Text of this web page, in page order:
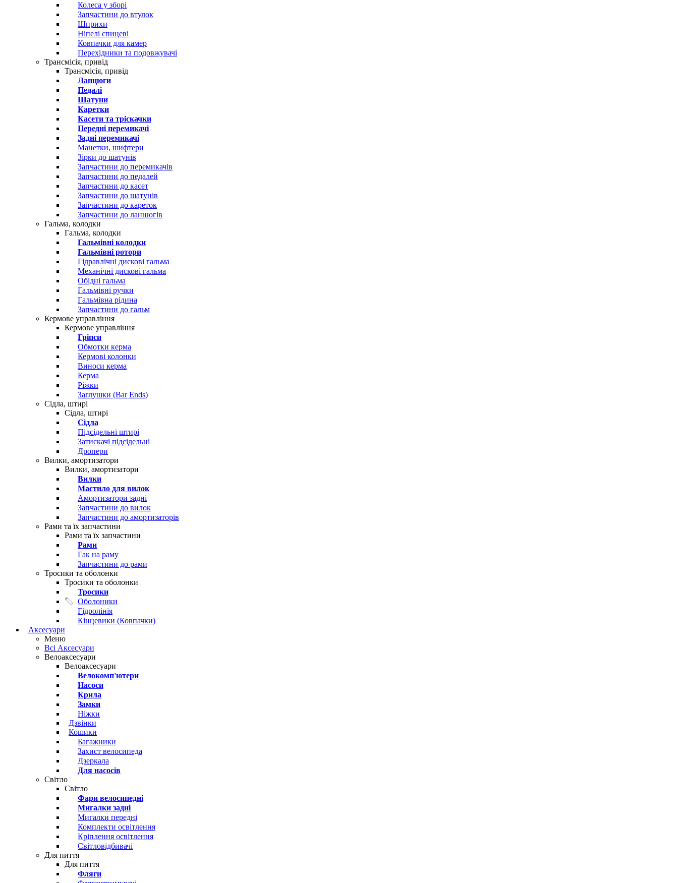
Колеса у зборі
Запчастини до втулок
Шприхи
Ніпелі спицеві
Ковпачки для камер
Перехідники та подовжувачі
Трансмісія, привід
Трансмісія, привід
Ланцюги
Педалі
Шатуни
Каретки
Касети та тріскачки
Передні перемикачі
Задні перемикачі
Манетки, шифтери
Зірки до шатунів
Запчастини до перемикачів
Запчастини до педалей
Запчастини до касет
Запчастини до шатунів
Запчастини до кареток
Запчастини до ланцюгів
Гальма, колодки
Гальма, колодки
Гальмівні колодки
Гальмівні ротори
Гідравлічні дискові гальма
Механічні дискові гальма
Обідні гальма
Гальмівні ручки
Гальмівна рідина
Запчастини до гальм
Кермове управління
Кермове управління
Гріпси
Обмотки керма
Кермові колонки
Виноси керма
Керма
Ріжки
Заглушки (Bar Ends)
Сідла, штирі
Сідла, штирі
Сідла
Підсідельні штирі
Затискачі підсідельні
Дропери
Вилки, амортизатори
Вилки, амортизатори
Вилки
Мастило для вилок
Амортизатори задні
Запчастини до вилок
Запчастини до амортизаторів
Рами та їх запчастини
Рами та їх запчастини
Рами
Гак на раму
Запчастини до рами
Тросики та оболонки
Тросики та оболонки
Тросики
Оболоники
Гідролінія
Кінцевики (Ковпачки)
Аксесуари
Меню
Всі Аксесуари
Велоаксесуари
Велоаксесуари
Велокомп'ютери
Насоси
Крила
Замки
Ніжки
Дзвінки
Кошики
Багажники
Захист велосипеда
Дзеркала
Для насосів
Світло
Світло
Фари велосипедні
Мигалки задні
Мигалки передні
Комплекти освітлення
Кріплення освітлення
Світловідбивачі
Для пиття
Для пиття
Фляги